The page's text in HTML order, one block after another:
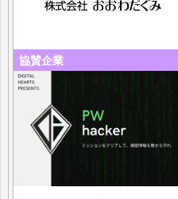
協賛企業